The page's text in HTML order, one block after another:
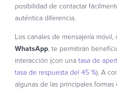
posibilidad de contactar
auténtica diferencia.
Los canales de mensajería móvil,
WhatsApp, te permitirán
interacción (con unatasa de
tasa de respuesta del 45 %). A
algunas de las principales